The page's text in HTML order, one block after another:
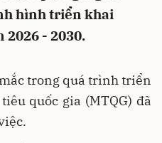
hình triển khai
- 2030.
trong quá trình triển
quốc gia (MTQG) đã